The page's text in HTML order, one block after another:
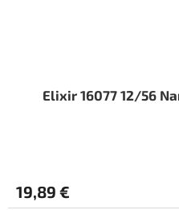
Elixir 16077 12/56
19,89 €